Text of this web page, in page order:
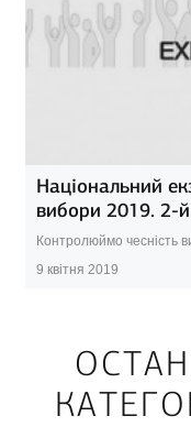
Національний
вибори 2019. 2-
Контролюймо чесність
9 квітня 2019